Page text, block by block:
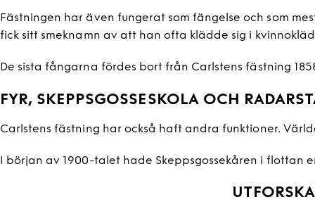
Fästningen har även fungerat som fängelse och som
fick sitt smeknamn av att han ofta klädde sig i
De sista fångarna fördes bort från Carlstens fästning
FYR, SKEPPSGOSSESKOLA OCH
Carlstens fästning har också haft andra funktioner.
I början av 1900-talet hade Skeppsgossekåren i flottan